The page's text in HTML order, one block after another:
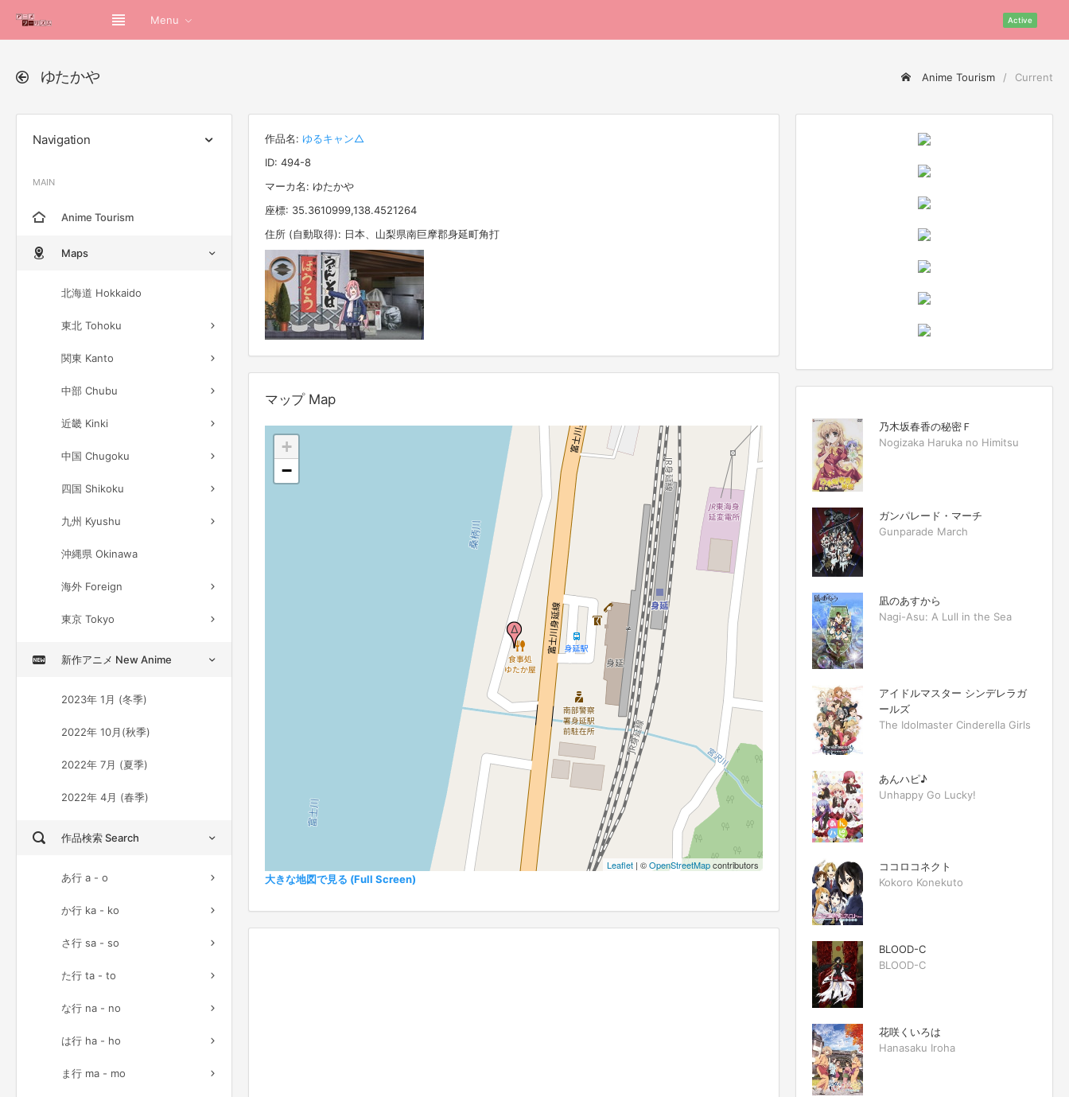
Menu Active
ゆたかや Anime Tourism Current
Navigation
MAIN
Anime Tourism
Maps
北海道 Hokkaido
東北 Tohoku
関東 Kanto
中部 Chubu
近畿 Kinki
中国 Chugoku
四国 Shikoku
九州 Kyushu
沖縄県 Okinawa
海外 Foreign
東京 Tokyo
新作アニメ New Anime
2023年 1月 (冬季)
2022年 10月(秋季)
2022年 7月 (夏季)
2022年 4月 (春季)
作品検索 Search
あ行 a - o
か行 ka - ko
さ行 sa - so
た行 ta - to
な行 na - no
は行 ha - ho
ま行 ma - mo
作品名: ゆるキャン△
ID: 494-8
マーカ名: ゆたかや
座標: 35.3610999,138.4521264
住所 (自動取得): 日本、山梨県南巨摩郡身延町角打
マップ Map
+
−
Leaflet | ©OpenStreetMapcontributors
大きな地図で見る (Full Screen)
乃木坂春香の秘密Ｆ
Nogizaka Haruka no Himitsu
ガンパレード・マーチ
Gunparade March
凪のあすから
Nagi-Asu: A Lull in the Sea
アイドルマスター シンデレラガ
ールズ
The Idolmaster Cinderella Girls
あんハピ♪
Unhappy Go Lucky!
ココロコネクト
Kokoro Konekuto
BLOOD-C
BLOOD-C
花咲くいろは
Hanasaku Iroha